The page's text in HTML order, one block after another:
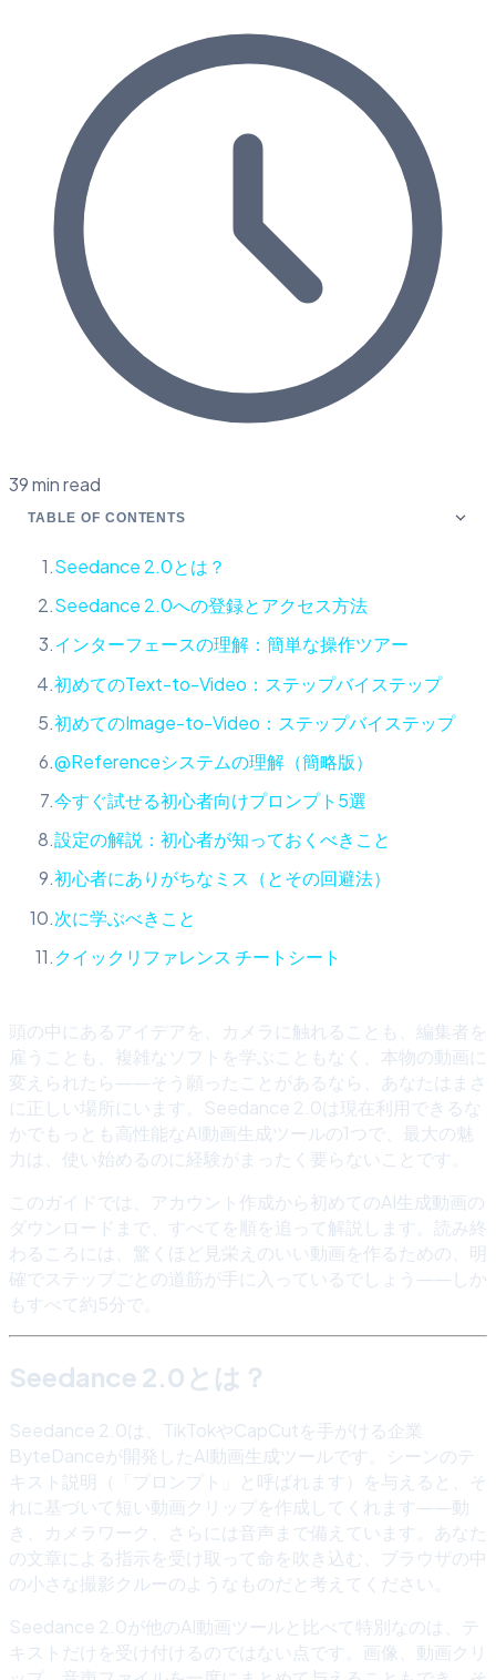
39 min read
TABLE OF CONTENTS
Seedance 2.0とは？
Seedance 2.0への登録とアクセス方法
インターフェースの理解：簡単な操作ツアー
初めてのText-to-Video：ステップバイステップ
初めてのImage-to-Video：ステップバイステップ
@Referenceシステムの理解（簡略版）
今すぐ試せる初心者向けプロンプト5選
設定の解説：初心者が知っておくべきこと
初心者にありがちなミス（とその回避法）
次に学ぶべきこと
クイックリファレンス チートシート
頭の中にあるアイデアを、カメラに触れることも、編集者を
雇うことも、複雑なソフトを学ぶこともなく、本物の動画に
変えられたら――そう願ったことがあるなら、あなたはまさ
に正しい場所にいます。Seedance 2.0は現在利用できるな
かでもっとも高性能なAI動画生成ツールの1つで、最大の魅
力は、使い始めるのに経験がまったく要らないことです。
このガイドでは、アカウント作成から初めてのAI生成動画の
ダウンロードまで、すべてを順を追って解説します。読み終
わるころには、驚くほど見栄えのいい動画を作るための、明
確でステップごとの道筋が手に入っているでしょう――しか
もすべて約5分で。
Seedance 2.0とは？
Seedance 2.0は、TikTokやCapCutを手がける企業
ByteDanceが開発したAI動画生成ツールです。シーンのテ
キスト説明（「プロンプト」と呼ばれます）を与えると、そ
れに基づいて短い動画クリップを作成してくれます――動
き、カメラワーク、さらには音声まで備えています。あなた
の文章による指示を受け取って命を吹き込む、ブラウザの中
の小さな撮影クルーのようなものだと考えてください。
Seedance 2.0が他のAI動画ツールと比べて特別なのは、テ
キストだけを受け付けるのではない点です。画像、動画クリ